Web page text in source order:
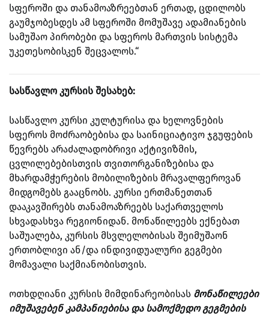
სფეროში და თანამოაზრეებთან ერთად, ცდილობს
გაუმჯობესდეს ამ სფეროში მომუშავე ადამიანების
სამუშაო პირობები და სფეროს მართვის სისტემა
უკეთესობისკენ შეცვალოს.“
სასწავლო კურსის შესახებ:
სასწავლო კურსი კულტურისა და ხელოვნების
სფეროს მოძრაობებისა და საინიციატივო ჯგუფების
წევრებს არაძალადობრივი აქტივიზმის,
ცვლილებებისთვის თვითორგანიზებისა და
მხარდამჭერების მობილიზების მრავალფეროვან
მიდგომებს გააცნობს. კურსი ერთმანეთთან
დააკავშირებს თანამოაზრეებს საქართველოს
სხვადასხვა რეგიონიდან. მონაწილეებს ექნებათ
საშუალება, კურსის მსვლელობისას შეიმუშაონ
ერთობლივი ან/და ინდივიდუალური გეგმები
მომავალი საქმიანობისთვის.
ოთხდღიანი კურსის მიმდინარეობისას მონაწილეები
იმუშავებენ კამპანიებისა და სამოქმედო გეგმების